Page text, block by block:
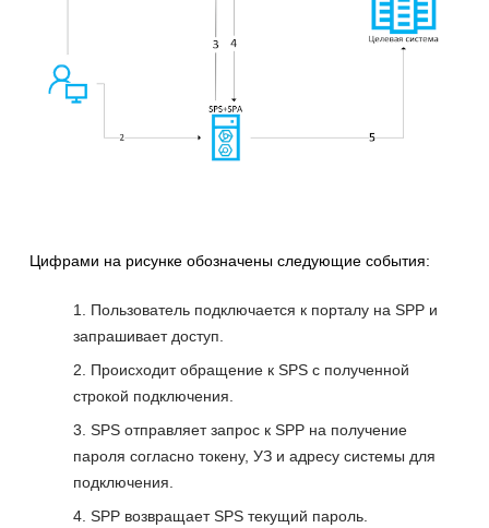
Цифрами на рисунке обозначены следующие события:
Пользователь подключается к порталу на SPP и
запрашивает доступ.
Происходит обращение к SPS с полученной
строкой подключения.
SPS отправляет запрос к SPP на получение
пароля согласно токену, УЗ и адресу системы для
подключения.
SPP возвращает SPS текущий пароль.